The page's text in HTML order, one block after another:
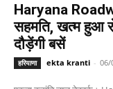
Haryana
सहमति, खत्म हुआ
दौड़ेंगी बसें
हरियाणा ekta kranti - 06/